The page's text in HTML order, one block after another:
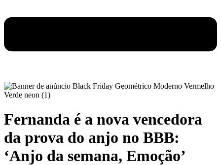
Fernanda é a nova vencedora
da prova do anjo no BBB:
‘Anjo da semana, Emoção’